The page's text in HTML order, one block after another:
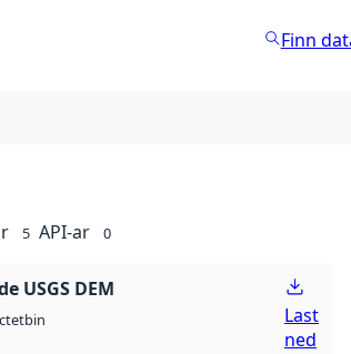
Finn
5 API-ar 0
USGS DEM
bin
Last
ned